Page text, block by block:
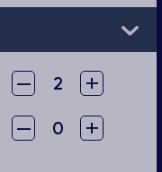
– 2 +
– 0 +